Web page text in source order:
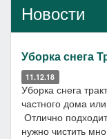
Новости
Уборка снега
11.12.18
Уборка снега
частного дома
Отлично
нужно чистить